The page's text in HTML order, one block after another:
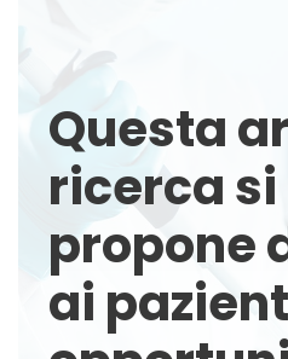
Questa
ricerca si
propone
ai